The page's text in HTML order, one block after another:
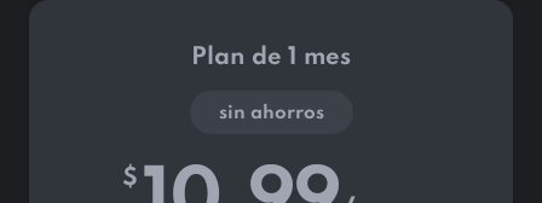
Plan de 1 mes
sin ahorros
$